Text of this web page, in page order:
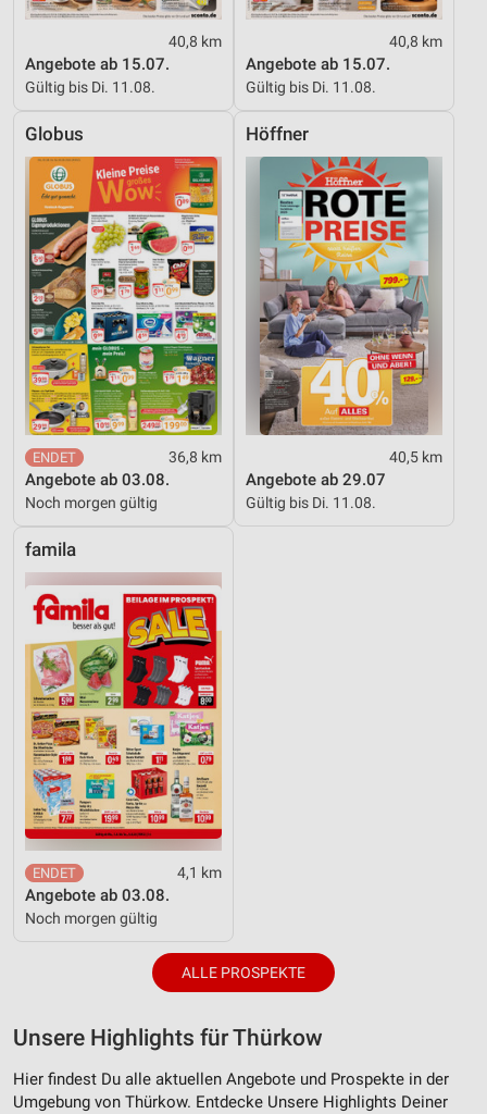
40,8 km
Angebote ab 15.07.
Gültig bis Di. 11.08.
40,8 km
Angebote ab 15.07.
Gültig bis Di. 11.08.
Globus
36,8 km
Angebote ab 03.08.
Noch morgen gültig
Höffner
40,5 km
Angebote ab 29.07
Gültig bis Di. 11.08.
famila
4,1 km
Angebote ab 03.08.
Noch morgen gültig
ALLE PROSPEKTE
Unsere Highlights für Thürkow
Hier findest Du alle aktuellen Angebote und Prospekte in der
Umgebung von Thürkow. Entdecke Unsere Highlights Deiner
Werbung